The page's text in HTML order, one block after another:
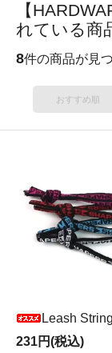
【
れている商
8件の商品が見
おすすめ順
Leash
231円(税込)